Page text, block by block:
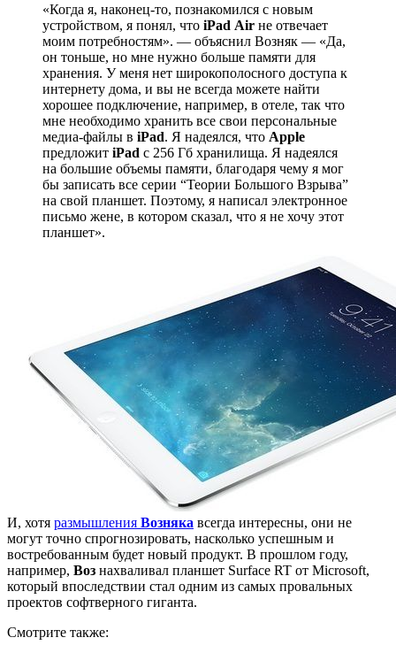
«Когда я, наконец-то, познакомился с новым
устройством, я понял, что iPad Air не отвечает
моим потребностям». — объяснил Возняк — «Да,
он тоньше, но мне нужно больше памяти для
хранения. У меня нет широкополосного доступа к
интернету дома, и вы не всегда можете найти
хорошее подключение, например, в отеле, так что
мне необходимо хранить все свои персональные
медиа-файлы в iPad. Я надеялся, что Apple
предложит iPad с 256 Гб хранилища. Я надеялся
на большие объемы памяти, благодаря чему я мог
бы записать все серии “Теории Большого Взрыва”
на свой планшет. Поэтому, я написал электронное
письмо жене, в котором сказал, что я не хочу этот
планшет».
И, хотя размышления Возняка всегда интересны, они не
могут точно спрогнозировать, насколько успешным и
востребованным будет новый продукт. В прошлом году,
например, Воз нахваливал планшет Surface RT от Microsoft,
который впоследствии стал одним из самых провальных
проектов софтверного гиганта.
Смотрите также: